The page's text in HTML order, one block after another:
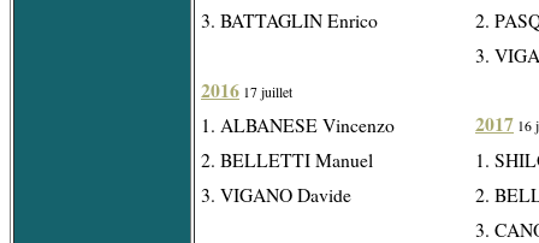
3. BATTAGLIN Enrico
2016 17 juillet
1. ALBANESE Vincenzo
2. BELLETTI Manuel
3. VIGANO Davide
2.
3.
2017 16
1.
2.
3.